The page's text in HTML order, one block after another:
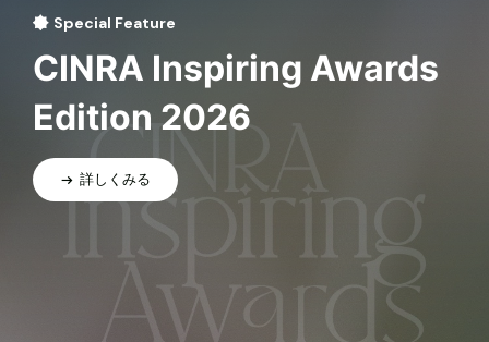
Special Feature
CINRA Inspiring Awards
Edition 2026
詳しくみる